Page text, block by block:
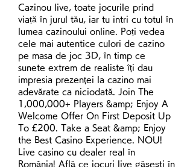
Cazinou live, toate jocurile prind
viață în jurul tău, iar tu intri cu totul în
lumea cazinoului online. Poți vedea
cele mai autentice culori de cazino
pe masa de joc 3D, în timp ce
sunete extrem de realiste îți dau
impresia prezenței la cazino mai
adevărate ca niciodată. Join The
1,000,000+ Players &amp; Enjoy A
Welcome Offer On First Deposit Up
To £200. Take a Seat &amp; Enjoy
the Best Casino Experience. NOU!
Live casino cu dealer real în
România! Află ce jocuri live gășești în